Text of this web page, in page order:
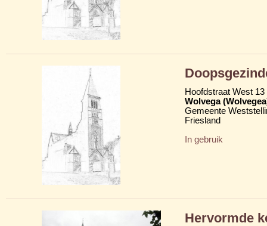
Hoofdstraat West 13
Wolvega
Gemeente
Friesland
In gebruik
Hervormde